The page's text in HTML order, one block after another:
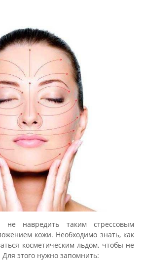
навредить таким стрессовым
кожи. Необходимо знать, как
косметическим льдом, чтобы не
этого нужно запомнить: